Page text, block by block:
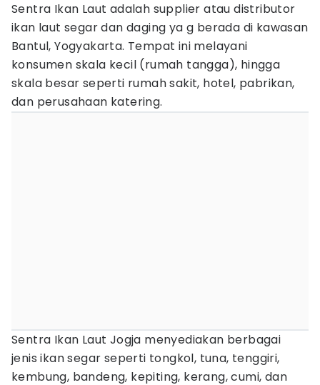
Sentra Ikan Laut adalah supplier atau distributor
ikan laut segar dan daging ya g berada di kawasan
Bantul, Yogyakarta. Tempat ini melayani
konsumen skala kecil (rumah tangga), hingga
skala besar seperti rumah sakit, hotel, pabrikan,
dan perusahaan katering.
Sentra Ikan Laut Jogja menyediakan berbagai
jenis ikan segar seperti tongkol, tuna, tenggiri,
kembung, bandeng, kepiting, kerang, cumi, dan